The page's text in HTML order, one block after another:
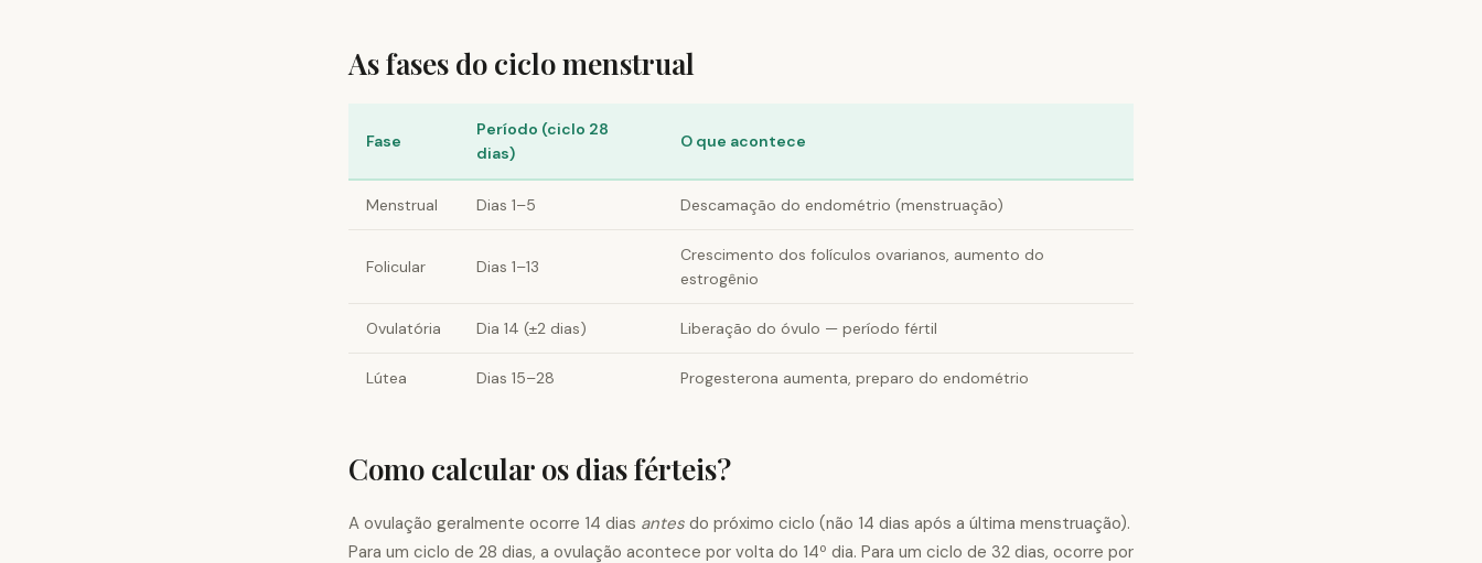
As fases do ciclo menstrual
Fase
Período (ciclo 28
dias)
O que acontece
Menstrual Dias 1–5 Descamação do endométrio (menstruação)
Folicular Dias 1–13
Crescimento dos folículos ovarianos, aumento do
estrogênio
Ovulatória Dia 14 (±2 dias) Liberação do óvulo — período fértil
Lútea Dias 15–28 Progesterona aumenta, preparo do endométrio
Como calcular os dias férteis?
A ovulação geralmente ocorre 14 dias antes do próximo ciclo (não 14 dias após a última menstruação).
Para um ciclo de 28 dias, a ovulação acontece por volta do 14º dia. Para um ciclo de 32 dias, ocorre por